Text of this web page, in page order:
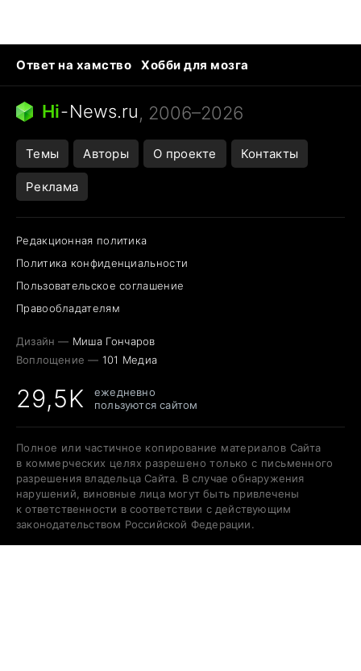
Ответ на хамство
Хобби для мозга
Бензин 100 и 95
Тунцы в океанариуме
Следующая пандемия
Hi-News.ru, 2006–2026
Темы Авторы О проекте Контакты
Реклама
Редакционная политика
Политика конфиденциальности
Пользовательское соглашение
Правообладателям
Дизайн — Миша Гончаров
Воплощение — 101 Медиа
29,5K
ежедневно
пользуются сайтом
Полное или частичное копирование материалов Сайта
в коммерческих целях разрешено только с письменного
разрешения владельца Сайта. В случае обнаружения
нарушений, виновные лица могут быть привлечены
к ответственности в соответствии с действующим
законодательством Российской Федерации.